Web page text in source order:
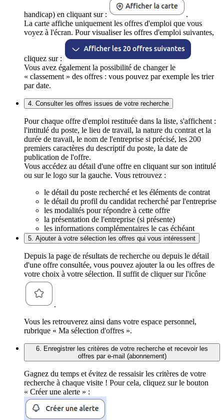
handicap) en cliquant sur :
.
La carte affiche uniquement les offres d'emploi que vous
voyez à l'écran. Pour visualiser les offres d'emploi suivantes,
cliquez sur :
Vous avez également la possibilité de changer le
« classement » des offres : vous pouvez par exemple les trier
par date.
4. Consulter les offres issues de votre recherche
Pour chaque offre d'emploi restituée dans la liste, s'affichent :
l'intitulé du poste, le lieu de travail, la nature du contrat et la
durée de travail, le nom de l'entreprise si précisé, les 200
premiers caractères du descriptif du poste, la date de
publication de l'offre.
Vous accédez au détail d'une offre en cliquant sur son intitulé
ou sur le logo sur la gauche. Vous retrouvez :
le détail du poste recherché et les éléments de contrat
le détail du profil du candidat recherché par l'entreprise
les modalités pour répondre à cette offre
la présentation de l'entreprise (si présente)
les informations complémentaires le cas échéant
5. Ajouter à votre sélection les offres qui vous intéressent
Depuis la page de résultats de recherche ou depuis le détail
d'une offre consultée, vous pouvez ajouter la ou les offres de
votre choix à votre sélection. Il suffit de cliquer sur l'icône
.
Vous les retrouverez ainsi dans votre espace personnel,
rubrique « Ma sélection d'offres ».
6. Enregistrer les critères de votre recherche et recevoir les
offres par e-mail (abonnement)
Gagnez du temps et évitez de ressaisir les critères de votre
recherche à chaque visite ! Pour cela, cliquez sur le bouton
« Créer une alerte » :